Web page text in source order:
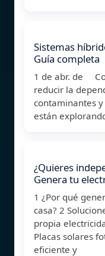
Sistemas
Guía completa
1 de abr. de
reducir la
contaminantes
están
¿Quieres
Genera tu
1 ¿Por qué
casa? 2
propia
Placas solares
eficiente y